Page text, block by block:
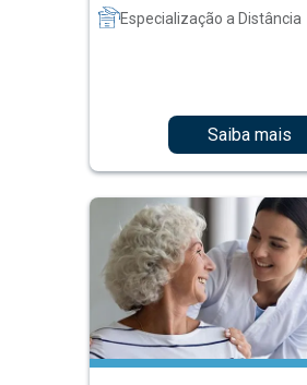
Especialização a Distância
Saiba mais